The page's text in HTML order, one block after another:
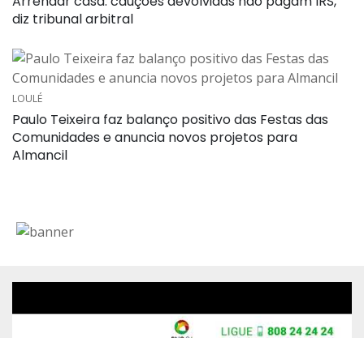
diz tribunal arbitral
LOULÉ
Paulo Teixeira faz balanço positivo das Festas das
Comunidades e anuncia novos projetos para
Almancil